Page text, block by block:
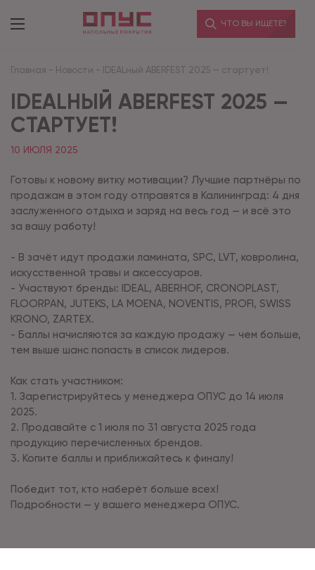
ЧТО ВЫ ИЩЕТЕ?
Главная - Новости - IDEALный ABERFEST 2025 — стартует!
10 ИЮЛЯ 2025
IDEALНЫЙ ABERFEST 2025 —
СТАРТУЕТ!
Готовы к новому витку мотивации? Лучшие партнёры по
продажам в этом году отправятся в Калининград: 4 дня
заслуженного отдыха и заряд на весь год — и всё это
за вашу работу!
- В зачёт идут продажи ламината, SPC, LVT, ковролина,
искусственной травы и аксессуаров.
- Участвуют бренды: IDEAL, ABERHOF, CRONOPLAST,
FLOORPAN, JUTEKS, LA MOENA, NOVENTIS, PROFI, SWISS
KRONO, ZARTEX.
- Баллы начисляются за каждую продажу — чем больше,
тем выше шанс попасть в список лидеров.
Как стать участником:
1. Зарегистрируйтесь у менеджера ОПУС до 14 июля
2025.
2. Продавайте с 1 июля по 31 августа 2025 года
продукцию перечисленных брендов.
3. Копите баллы и приближайтесь к финалу!
Победит тот, кто наберёт больше всех!
Подробности — у вашего менеджера ОПУС.